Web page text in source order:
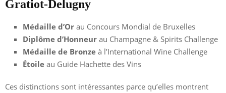
Gratiot-Delugny
Médaille d’Or au Concours Mondial de Bruxelles
Diplôme d’Honneur au Champagne & Spirits Challenge
Médaille de Bronze à l’International Wine Challenge
Étoile au Guide Hachette des Vins
Ces distinctions sont intéressantes parce qu’elles montrent